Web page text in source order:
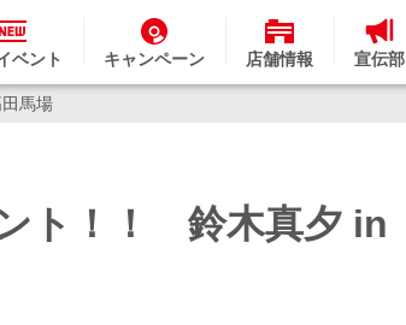
ベント キャンペーン 店舗情報 宣伝部
馬場
ト！！ 鈴木真夕 in